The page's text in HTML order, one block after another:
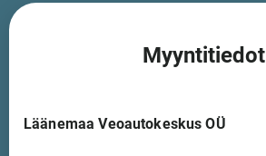
Myyntitiedot
Läänemaa Veoautokeskus OÜ